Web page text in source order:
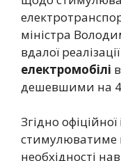
міністра
вдалої
електромобілі
дешевшими на
Згідно
стимулюватиме
необхідності